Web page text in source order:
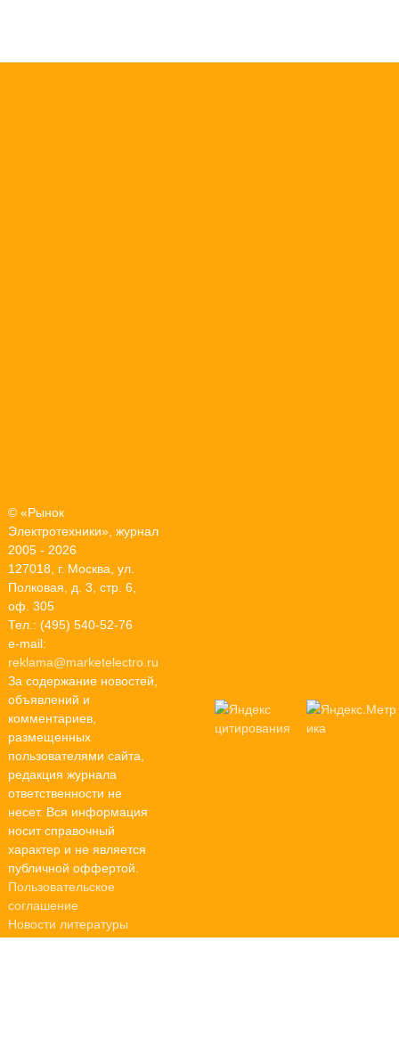
© «Рынок
Электротехники», журнал
2005 - 2026
127018, г. Москва, ул.
Полковая, д. 3, стр. 6,
оф. 305
Тел.: (495) 540-52-76
e-mail:
reklama@marketelectro.ru
За содержание новостей,
объявлений и
комментариев,
размещенных
пользователями сайта,
редакция журнала
ответственности не
несет. Вся информация
носит справочный
характер и не является
публичной оффертой.
Пользовательское
соглашение
Новости литературы